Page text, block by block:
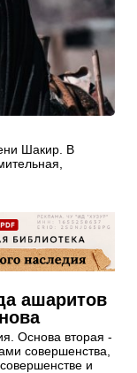
Шакир. В
ашаритов
Основа вторая -
совершенства,
и